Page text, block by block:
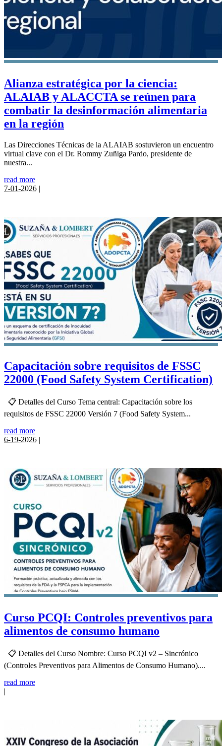
Alianza estratégica por la ciencia:
ALAIAB y ALACCTA se reúnen para
combatir la desinformación alimentaria
en la región
Las Direcciones Técnicas de la ALAIAB sostuvieron un encuentro
virtual clave con el Dr. Rommy Zuñiga Pardo, presidente de
nuestra...
read more
7-01-2026 |
Capacitación sobre requisitos de FSSC
22000 (Food Safety System Certification)
📋 Detalles del Curso Tema central: Capacitación sobre los
requisitos de FSSC 22000 Versión 7 (Food Safety System...
read more
6-19-2026 |
Curso PCQI: Controles preventivos para
alimentos de consumo humano
📋 Detalles del Curso Nombre: Curso PCQI v2 – Sincrónico
(Controles Preventivos para Alimentos de Consumo Humano)....
read more
|